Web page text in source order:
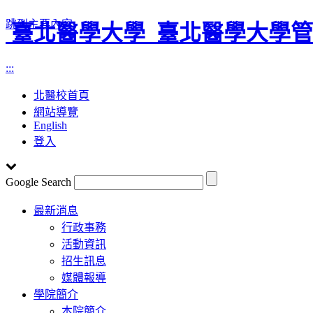
跳到主要內容
臺北醫學大學 臺北醫學大學
:::
北醫校首頁
網站導覽
English
登入
Google Search
Toggle
navigation
最新消息
行政事務
活動資訊
招生訊息
媒體報導
學院簡介